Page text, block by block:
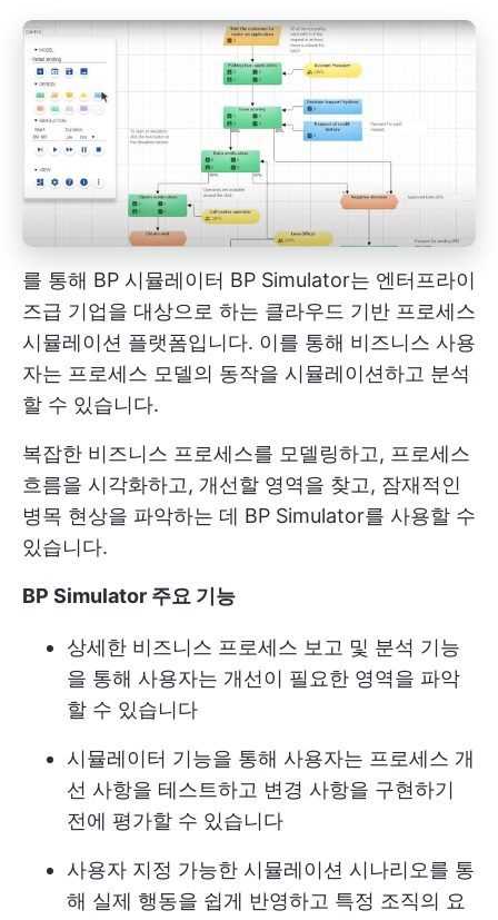
를 통해 BP 시뮬레이터 BP Simulator는 엔터프라이
즈급 기업을 대상으로 하는 클라우드 기반 프로세스
시뮬레이션 플랫폼입니다. 이를 통해 비즈니스 사용
자는 프로세스 모델의 동작을 시뮬레이션하고 분석
할 수 있습니다.
복잡한 비즈니스 프로세스를 모델링하고, 프로세스
흐름을 시각화하고, 개선할 영역을 찾고, 잠재적인
병목 현상을 파악하는 데 BP Simulator를 사용할 수
있습니다.
BP Simulator 주요 기능
상세한 비즈니스 프로세스 보고 및 분석 기능
을 통해 사용자는 개선이 필요한 영역을 파악
할 수 있습니다
시뮬레이터 기능을 통해 사용자는 프로세스 개
선 사항을 테스트하고 변경 사항을 구현하기
전에 평가할 수 있습니다
사용자 지정 가능한 시뮬레이션 시나리오를 통
해 실제 행동을 쉽게 반영하고 특정 조직의 요